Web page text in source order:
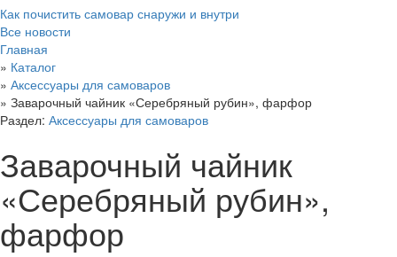
Как почистить самовар снаружи и внутри
Все новости
Главная
» Каталог
» Аксессуары для самоваров
» Заварочный чайник «Серебряный рубин», фарфор
Раздел: Аксессуары для самоваров
Заварочный чайник
«Серебряный рубин»,
фарфор